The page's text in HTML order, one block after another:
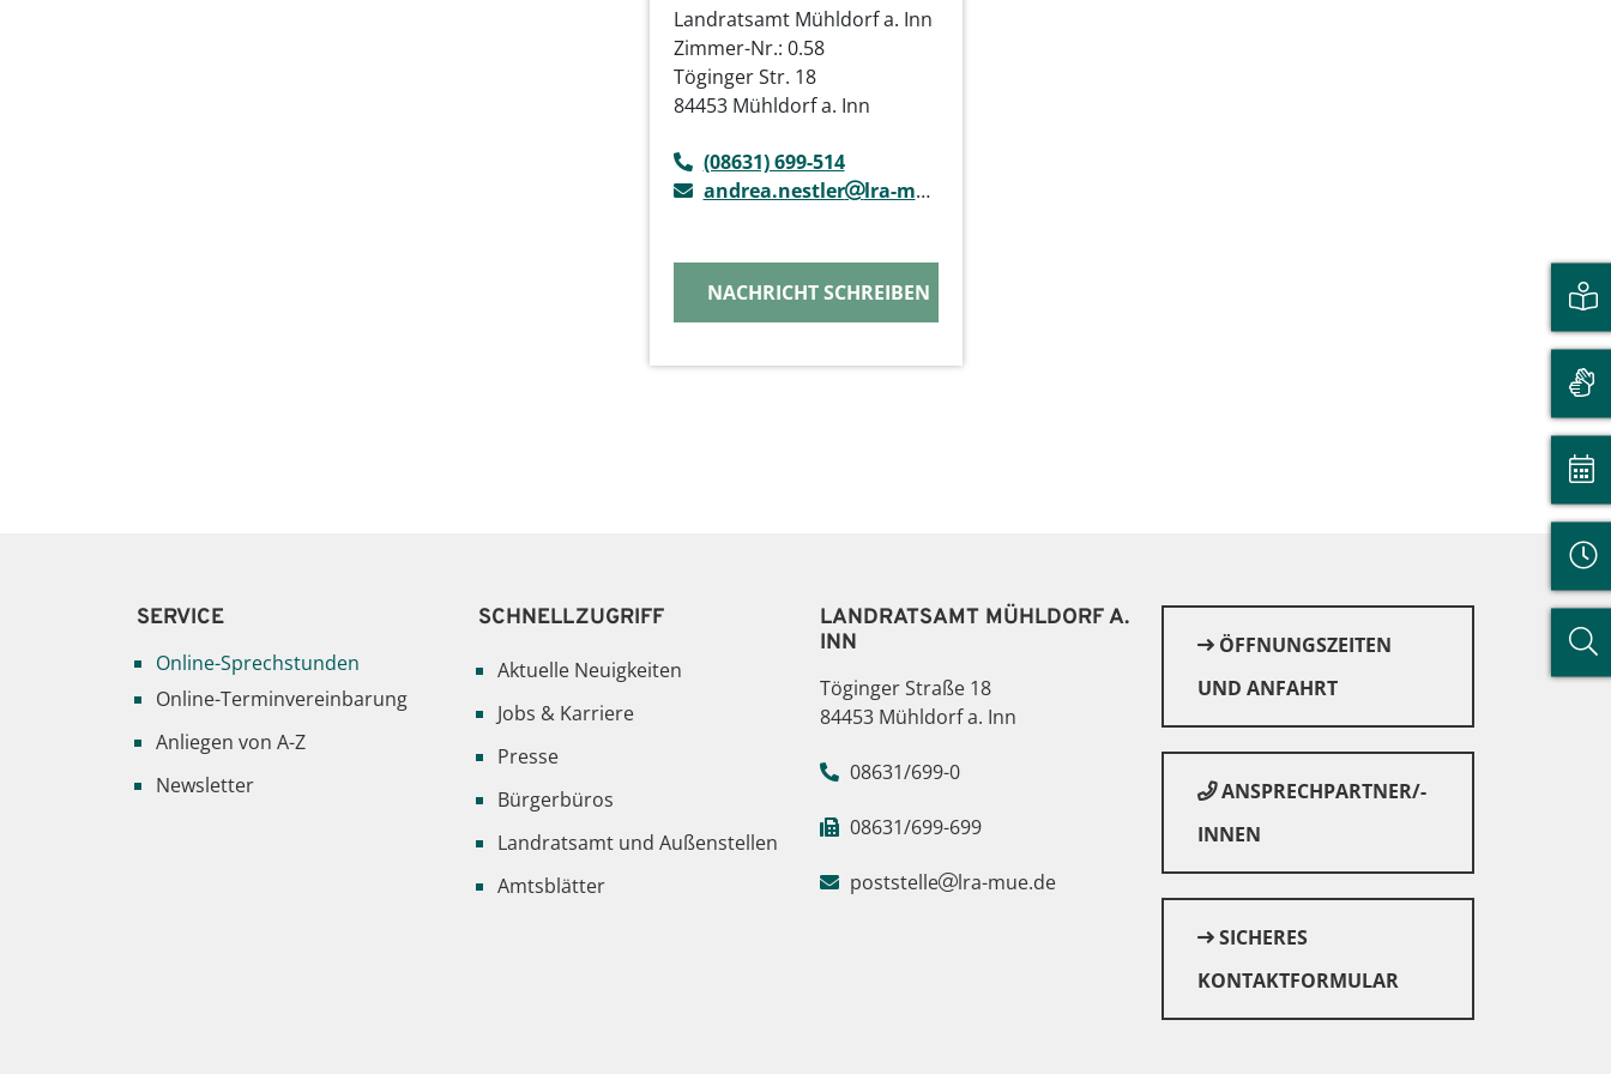
Landratsamt Mühldorf a. Inn
Zimmer-Nr.: 0.58
Töginger Str. 18
84453 Mühldorf a. Inn
(08631) 699-514
andrea.nestler
lra-mue.de
NACHRICHT SCHREIBEN
SERVICE
Online-Sprechstunden
Online-Terminvereinbarung
Anliegen von A-Z
Newsletter
SCHNELLZUGRIFF
Aktuelle Neuigkeiten
Jobs & Karriere
Presse
Bürgerbüros
Landratsamt und Außenstellen
Amtsblätter
LANDRATSAMT MÜHLDORF A.
INN
Töginger Straße 18
84453 Mühldorf a. Inn
08631/699-0
08631/699-699
poststelle lra-mue.de
ÖFFNUNGSZEITEN
UND ANFAHRT
ANSPRECHPARTNER/-
INNEN
SICHERES
KONTAKTFORMULAR